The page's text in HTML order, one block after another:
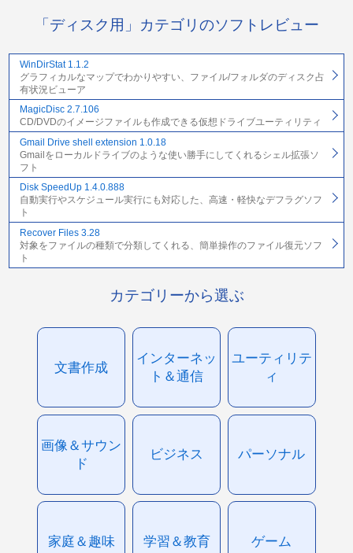
「ディスク用」カテゴリのソフトレビュー
WinDirStat 1.1.2
グラフィカルなマップでわかりやすい、ファイル/フォルダのディスク占
有状況ビューア
MagicDisc 2.7.106
CD/DVDのイメージファイルも作成できる仮想ドライブユーティリティ
Gmail Drive shell extension 1.0.18
Gmailをローカルドライブのような使い勝手にしてくれるシェル拡張ソ
フト
Disk SpeedUp 1.4.0.888
自動実行やスケジュール実行にも対応した、高速・軽快なデフラグソフ
ト
Recover Files 3.28
対象をファイルの種類で分類してくれる、簡単操作のファイル復元ソフ
ト
カテゴリーから選ぶ
文書作成
インターネッ
ト＆通信
ユーティリテ
ィ
画像＆サウン
ド
ビジネス パーソナル
家庭＆趣味 学習＆教育 ゲーム